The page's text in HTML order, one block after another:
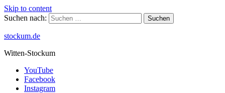
Skip to content
Suchen nach:
stockum.de
Witten-Stockum
YouTube
Facebook
Instagram